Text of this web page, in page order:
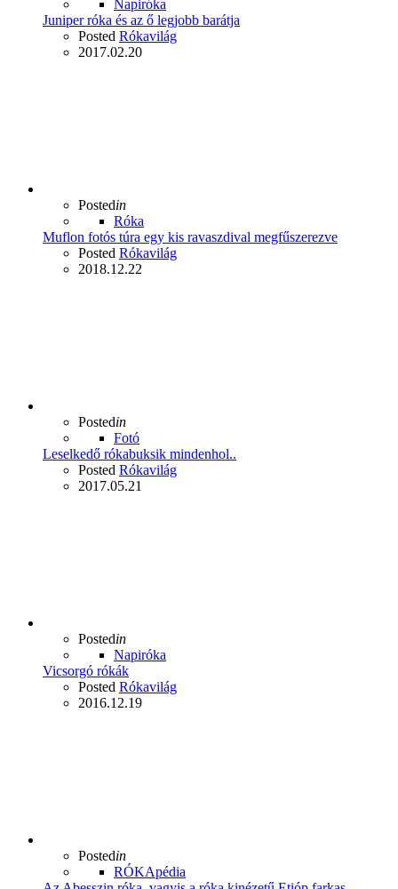
Napiróka
Juniper róka és az ő legjobb barátja
Posted Rókavilág
2017.02.20
Postedin
Róka
Muflon fotós túra egy kis ravaszdival megfűszerezve
Posted Rókavilág
2018.12.22
Postedin
Fotó
Leselkedő rókabuksik mindenhol..
Posted Rókavilág
2017.05.21
Postedin
Napiróka
Vicsorgó rókák
Posted Rókavilág
2016.12.19
Postedin
RÓKApédia